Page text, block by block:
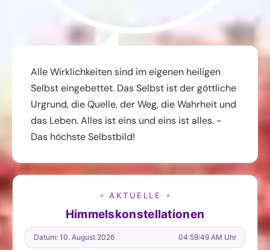
Alle Wirklichkeiten sind im eigenen heiligen
Selbst eingebettet. Das Selbst ist der göttliche
Urgrund, die Quelle, der Weg, die Wahrheit und
das Leben. Alles ist eins und eins ist alles. -
Das höchste Selbstbild!
✦ AKTUELLE ✦
Himmelskonstellationen
Datum: 10. August 2026 04:59:50 AM Uhr